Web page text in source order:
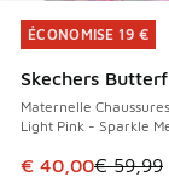
ÉCONOMISE 19 €
Skechers
Maternelle Chaussures
Light Pink - Sparkle
Cet article est
€ 40,00€ 59,99
ÉCONOMISE 19 €